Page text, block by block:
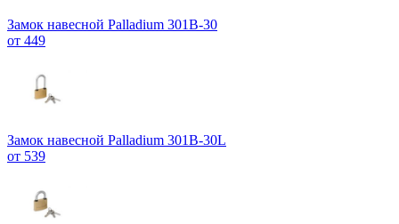
Замок навесной Palladium 301B-30
от 449
Замок навесной Palladium 301B-30L
от 539